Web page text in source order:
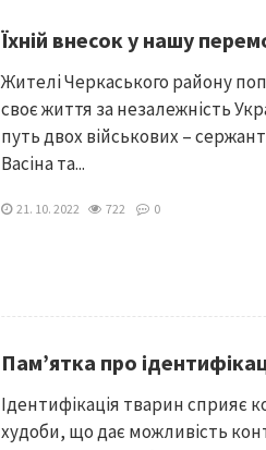
Їхній внесок у нашу
Жителі Черкаського району
своє життя за незалежність
путь двох військових –
Васіна та...
21. 10. 2022 722 0
Пам’ятка про
Ідентифікація тварин сприяє
худоби, що дає можливість